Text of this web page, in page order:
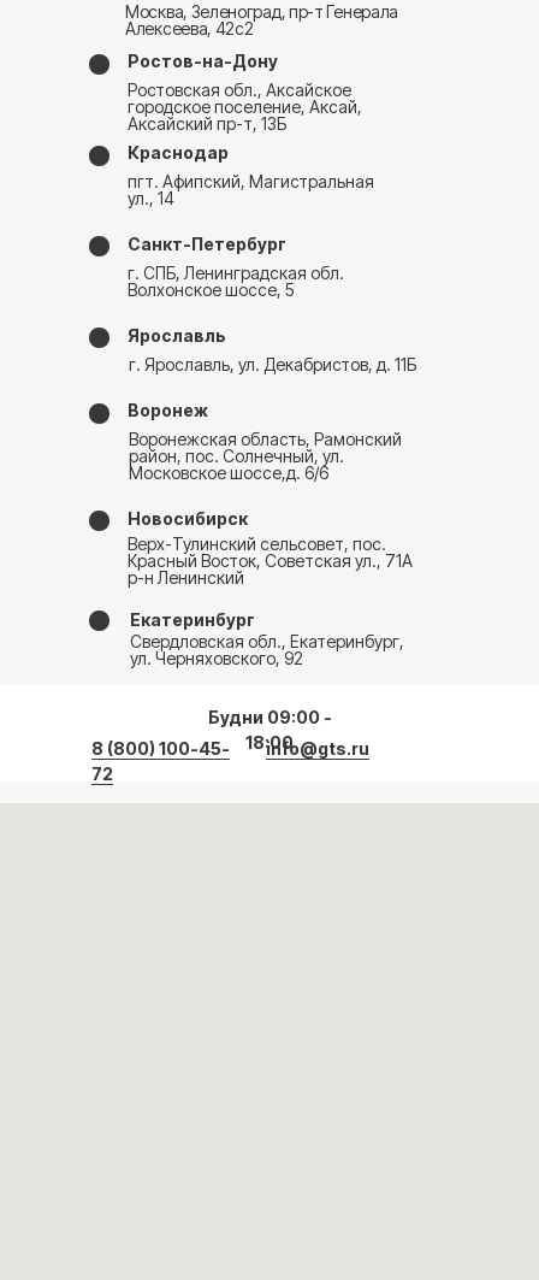
Верх-Тулинский сельсовет, пос.
Красный Восток, Советская ул., 71А
р-н Ленинский
Новосибирск
Екатеринбург
Свердловская обл., Екатеринбург,
ул. Черняховского, 92
Воронеж
Воронежская область, Рамонский
район, пос. Солнечный, ул.
Московское шоссе,д. 6/6
Ростовская обл., Аксайское
городское поселение, Аксай,
Аксайский пр-т, 13Б
Ростов-на-Дону
г. Ярославль, ул. Декабристов, д. 11Б
Ярославль
Санкт-Петербург
г. СПБ, Ленинградская обл.
Волхонское шоссе, 5
пгт. Афипский, Магистральная
ул., 14
Краснодар
Москва, Зеленоград, пр-т Генерала
Алексеева, 42с2
info@gts.ru
Будни 09:00 -
18:00
8 (800) 100-45-
72